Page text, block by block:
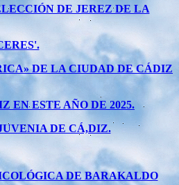
DE JEREZ DE LA
DE LA CIUDAD DE CÁDIZ
EN ESTE AÑO DE 2025.
DE CÁ,DIZ.
DE BARAKALDO